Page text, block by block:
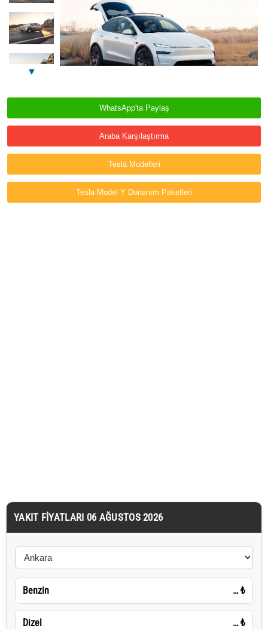
▼
WhatsApp'ta Paylaş
Araba Karşılaştırma
Tesla Modelleri
Tesla Model Y Donanım Paketleri
YAKIT FIYATLARI 06 AĞUSTOS 2026
Benzin … ₺
Dizel … ₺